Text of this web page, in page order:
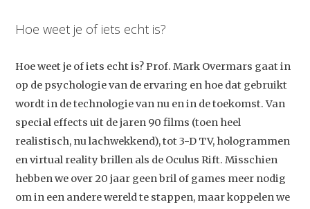
Hoe weet je of iets echt is?
Hoe weet je of iets echt is? Prof. Mark Overmars gaat in
op de psychologie van de ervaring en hoe dat gebruikt
wordt in de technologie van nu en in de toekomst. Van
special effects uit de jaren 90 films (toen heel
realistisch, nu lachwekkend), tot 3-D TV, hologrammen
en virtual reality brillen als de Oculus Rift. Misschien
hebben we over 20 jaar geen bril of games meer nodig
om in een andere wereld te stappen, maar koppelen we